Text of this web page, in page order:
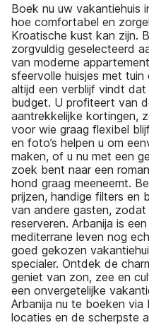
Boek nu uw vakantiehuis
hoe comfortabel en
Kroatische kust kan zijn.
zorgvuldig geselecteerd
van moderne
sfeervolle huisjes met
altijd een verblijf vindt
budget. U profiteert van
aantrekkelijke kortingen,
voor wie graag flexibel
en foto’s helpen u om
maken, of u nu met een
zoek bent naar een
hond graag meeneemt.
prijzen, handige filters en
van andere gasten,
reserveren. Arbanija is
mediterrane leven nog
goed gekozen
specialer. Ontdek de
geniet van zon, zee en
een onvergetelijke
Arbanija nu te boeken via
locaties en de scherpste